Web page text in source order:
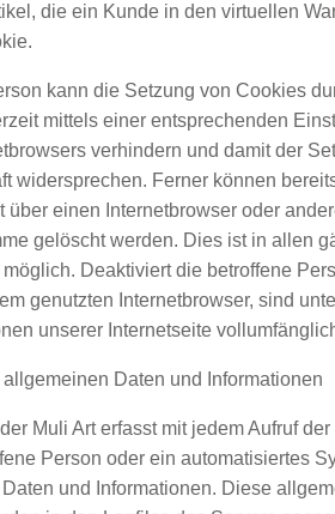
die ein Kunde in den virtuellen
kann die Setzung von Cookies
mittels einer entsprechenden
verhindern und damit der
widersprechen. Ferner können
über einen Internetbrowser oder
gelöscht werden. Dies ist in allen
möglich. Deaktiviert die betroffene
genutzten Internetbrowser, sind
unserer Internetseite
Daten und Informationen
Muli Art erfasst mit jedem Aufruf
Person oder ein automatisiertes
und Informationen. Diese